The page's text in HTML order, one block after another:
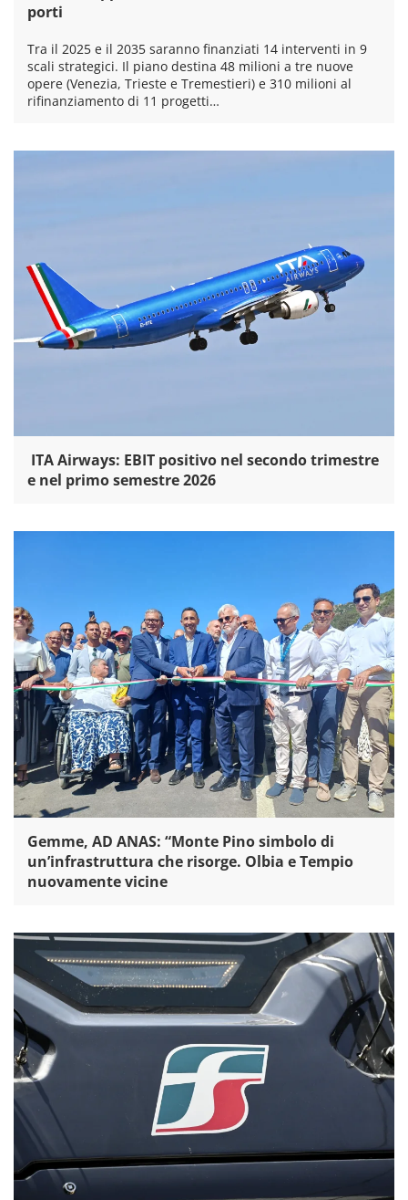
porti
Tra il 2025 e il 2035 saranno finanziati 14 interventi in 9
scali strategici. Il piano destina 48 milioni a tre nuove
opere (Venezia, Trieste e Tremestieri) e 310 milioni al
rifinanziamento di 11 progetti…
ITA Airways: EBIT positivo nel secondo trimestre
e nel primo semestre 2026
Gemme, AD ANAS: “Monte Pino simbolo di
un’infrastruttura che risorge. Olbia e Tempio
nuovamente vicine